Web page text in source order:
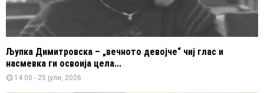
Љупка Димитровска – „вечното девојче“ чиј глас и
насмевка ги освоија цела...
14:00 - 25 јули, 2026